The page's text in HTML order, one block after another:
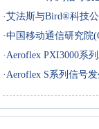
·艾法斯与Bird®科技
·中国移动通信研究院
·Aeroflex PXI3000系
·Aeroflex S系列信号